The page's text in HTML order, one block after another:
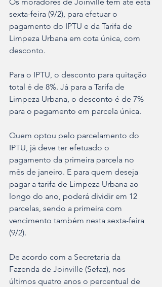
Os moradores de Joinville têm até esta
sexta-feira (9/2), para efetuar o
pagamento do IPTU e da Tarifa de
Limpeza Urbana em cota única, com
desconto.
Para o IPTU, o desconto para quitação
total é de 8%. Já para a Tarifa de
Limpeza Urbana, o desconto é de 7%
para o pagamento em parcela única.
Quem optou pelo parcelamento do
IPTU, já deve ter efetuado o
pagamento da primeira parcela no
mês de janeiro. E para quem deseja
pagar a tarifa de Limpeza Urbana ao
longo do ano, poderá dividir em 12
parcelas, sendo a primeira com
vencimento também nesta sexta-feira
(9/2).
De acordo com a Secretaria da
Fazenda de Joinville (Sefaz), nos
últimos quatro anos o percentual de